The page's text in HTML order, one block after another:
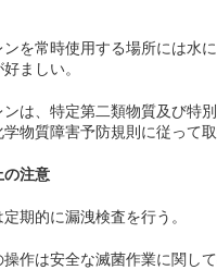
ンを常時使用する場所には水
ましい。
は、特定第二類物質及び特
物質障害予防規則に従って取
の注意
期的に漏洩検査を行う。
作は安全な滅菌作業に関し